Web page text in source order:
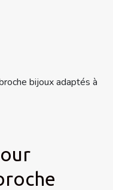
bijoux adaptés à